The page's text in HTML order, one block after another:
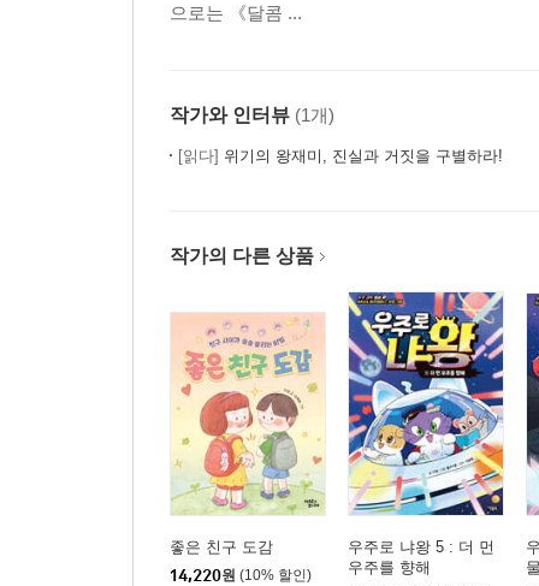
으로는 《달콤 ...
작가와 인터뷰 (1개)
[읽다] 위기의 왕재미, 진실과 거짓을 구별하라!
작가의 다른 상품
좋은 친구 도감
14,220원 (10% 할인)
우주로 냐왕 5 : 더 먼
우주를 향해